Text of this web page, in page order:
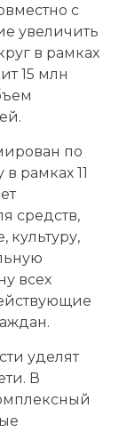
с
увеличить
в рамках
15 млн
по
рамках 11
средств,
культуру,
всех
уделят
В